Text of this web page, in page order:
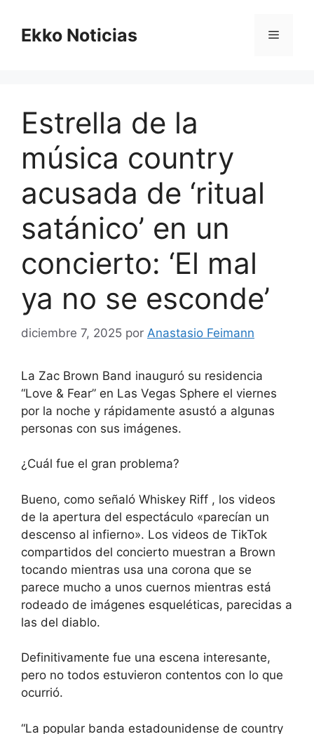
contenido
Ekko Noticias Menú
Estrella de la
música country
acusada de ‘ritual
satánico’ en un
concierto: ‘El mal
ya no se esconde’
diciembre 7, 2025 por Anastasio Feimann
La Zac Brown Band inauguró su residencia
“Love & Fear” en Las Vegas Sphere el viernes
por la noche y rápidamente asustó a algunas
personas con sus imágenes.
¿Cuál fue el gran problema?
Bueno, como señaló Whiskey Riff , los videos
de la apertura del espectáculo «parecían un
descenso al infierno». Los videos de TikTok
compartidos del concierto muestran a Brown
tocando mientras usa una corona que se
parece mucho a unos cuernos mientras está
rodeado de imágenes esqueléticas, parecidas a
las del diablo.
Definitivamente fue una escena interesante,
pero no todos estuvieron contentos con lo que
ocurrió.
“La popular banda estadounidense de country